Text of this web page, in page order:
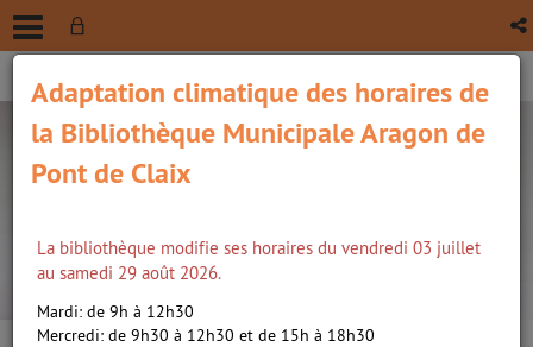
recherche avancée
Adaptation climatique des horaires de
la Bibliothèque Municipale Aragon de
Pont de Claix
La bibliothèque modifie ses horaires du vendredi 03 juillet
au samedi 29 août 2026.
Mardi: de 9h à 12h30
Mercredi: de 9h30 à 12h30 et de 15h à 18h30